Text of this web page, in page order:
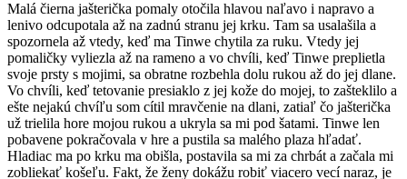
Malá čierna jašterička pomaly otočila hlavou naľavo i napravo a
lenivo odcupotala až na zadnú stranu jej krku. Tam sa usalašila a
spozornela až vtedy, keď ma Tinwe chytila za ruku. Vtedy jej
pomaličky vyliezla až na rameno a vo chvíli, keď Tinwe preplietla
svoje prsty s mojimi, sa obratne rozbehla dolu rukou až do jej dlane.
Vo chvíli, keď tetovanie presiaklo z jej kože do mojej, to zašteklilo a
ešte nejakú chvíľu som cítil mravčenie na dlani, zatiaľ čo jašterička
už trielila hore mojou rukou a ukryla sa mi pod šatami. Tinwe len
pobavene pokračovala v hre a pustila sa malého plaza hľadať.
Hladiac ma po krku ma obišla, postavila sa mi za chrbát a začala mi
zobliekať košeľu. Fakt, že ženy dokážu robiť viacero vecí naraz, je